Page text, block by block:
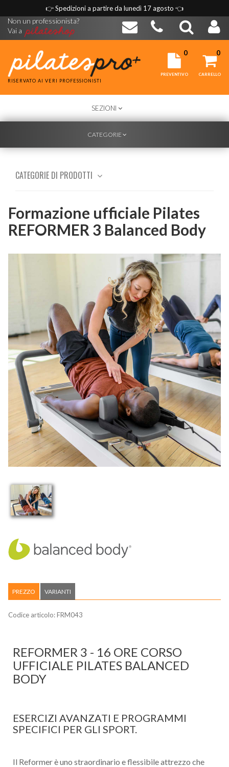
👉Spedizioni a partire da lunedì 17 agosto 👈
Non un professionista?
Vai a
RISERVATO AI VERI PROFESSIONISTI
0
PREVENTIVO
0
CARRELLO
TOGGLE
NAVIGATION
SEZIONI
TOGGLE
CATEGORIE
CATEGORIE DI PRODOTTI
Formazione ufficiale Pilates
REFORMER 3 Balanced Body
PREZZO VARIANTI
Codice articolo:FRM043
REFORMER 3 - 16 ORE CORSO
UFFICIALE PILATES BALANCED
BODY
ESERCIZI AVANZATI E PROGRAMMI
SPECIFICI PER GLI SPORT.
Il Reformer è uno straordinario e flessibile attrezzo che